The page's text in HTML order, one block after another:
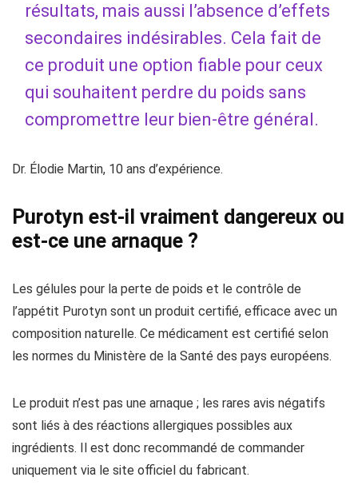
résultats, mais aussi l’absence d’effets
secondaires indésirables. Cela fait de
ce produit une option fiable pour ceux
qui souhaitent perdre du poids sans
compromettre leur bien-être général.
Dr. Élodie Martin, 10 ans d’expérience.
Purotyn est-il vraiment dangereux ou
est-ce une arnaque ?
Les gélules pour la perte de poids et le contrôle de
l’appétit Purotyn sont un produit certifié, efficace avec un
composition naturelle. Ce médicament est certifié selon
les normes du Ministère de la Santé des pays européens.
Le produit n’est pas une arnaque ; les rares avis négatifs
sont liés à des réactions allergiques possibles aux
ingrédients. Il est donc recommandé de commander
uniquement via le site officiel du fabricant.